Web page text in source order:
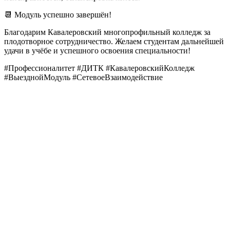
📆 Модуль успешно завершён!
Благодарим Кавалеровский многопрофильный колледж за
плодотворное сотрудничество. Желаем студентам дальнейшей
удачи в учёбе и успешного освоения специальности!
#Профессионалитет #ДИТК #КавалеровскийКолледж
#ВыезднойМодуль #СетевоеВзаимодействие